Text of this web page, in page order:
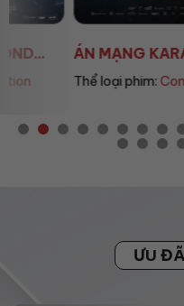
ÁN MẠNG KARAOKE
Thể loại phim: Comedy
ƯU